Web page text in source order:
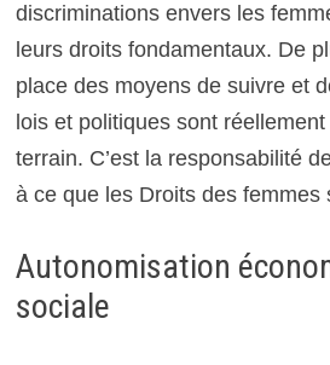
discriminations envers les
leurs droits fondamentaux. De
place des moyens de suivre et
lois et politiques sont
terrain. C’est la responsabilité
à ce que les Droits des femmes
Autonomisation
sociale